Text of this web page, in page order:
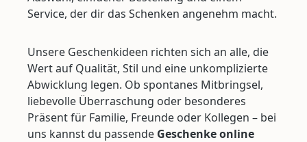
Service, der dir das Schenken angenehm macht.
Unsere Geschenkideen richten sich an alle, die
Wert auf Qualität, Stil und eine unkomplizierte
Abwicklung legen. Ob spontanes Mitbringsel,
liebevolle Überraschung oder besonderes
Präsent für Familie, Freunde oder Kollegen – bei
uns kannst du passende Geschenke online